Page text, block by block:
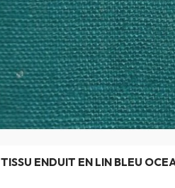
TISSU ENDUIT EN LIN BLEU